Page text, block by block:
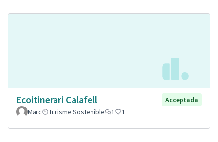
Ecoitinerari Calafell
Acceptada
Marc
Turisme Sostenible 1 1